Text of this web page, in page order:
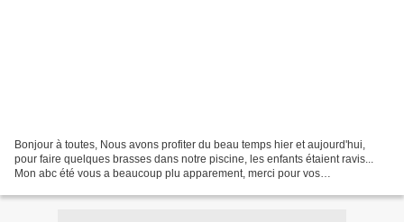
Bonjour à toutes, Nous avons profiter du beau temps hier et aujourd'hui,
pour faire quelques brasses dans notre piscine, les enfants étaient ravis...
Mon abc été vous a beaucoup plu apparement, merci pour vos